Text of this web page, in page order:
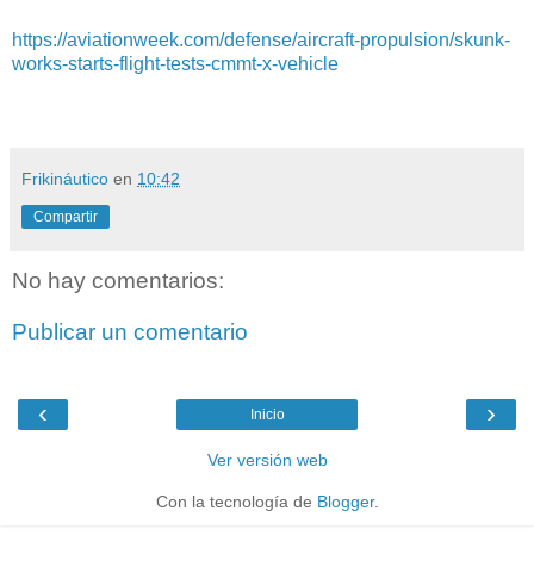
https://aviationweek.com/defense/aircraft-propulsion/skunk-
works-starts-flight-tests-cmmt-x-vehicle
Frikináutico en 10:42
Compartir
No hay comentarios:
Publicar un comentario
‹ ›
Inicio
Ver versión web
Con la tecnología de Blogger.